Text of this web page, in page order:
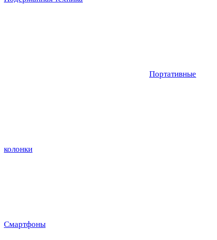
Портативные
колонки
Смартфоны